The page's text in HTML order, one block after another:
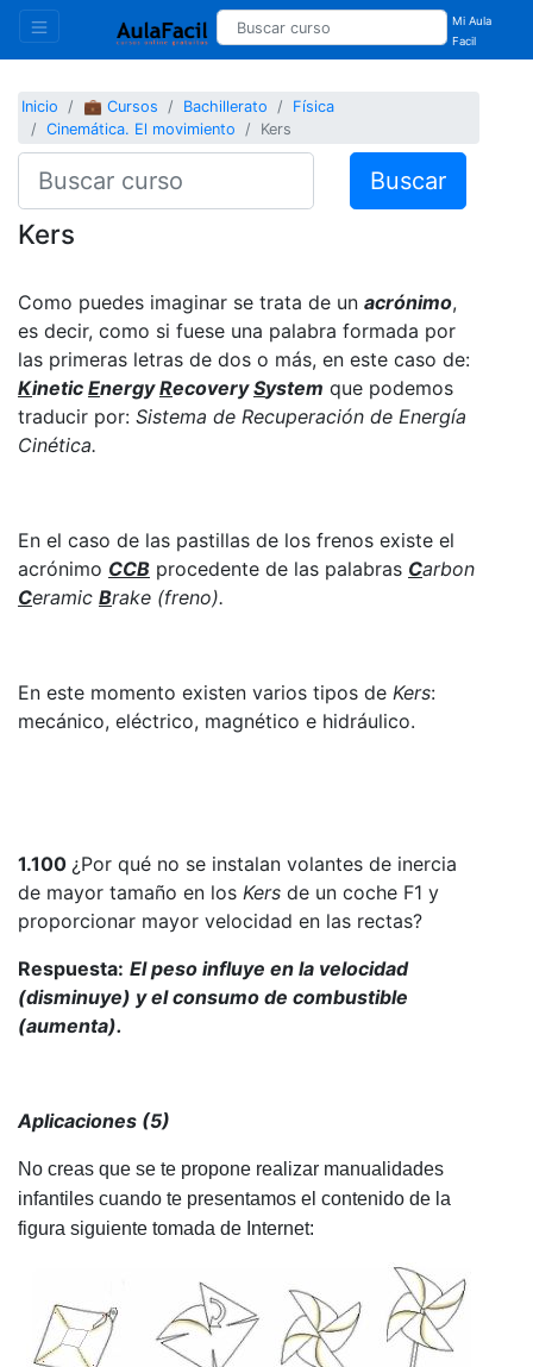
Mi Aula
Facil
Inicio 💼 Cursos Bachillerato
Física
Cinemática. El movimiento
Kers
Buscar
Kers
Como puedes imaginar se trata de un acrónimo,
es decir, como si fuese una palabra formada por
las primeras letras de dos o más, en este caso de:
Kinetic EnergyRecoverySystem que podemos
traducir por: Sistema de Recuperación de Energía
Cinética.
En el caso de las pastillas de los frenos existe el
acrónimo CCB procedente de las palabras Carbon
Ceramic Brake (freno).
En este momento existen varios tipos de Kers:
mecánico, eléctrico, magnético e hidráulico.
1.100 ¿Por qué no se instalan volantes de inercia
de mayor tamaño en los Kers de un coche F1 y
proporcionar mayor velocidad en las rectas?
Respuesta: El peso influye en la velocidad
(disminuye) y el consumo de combustible
(aumenta).
Aplicaciones (5)
No creas que se te propone realizar manualidades
infantiles cuando te presentamos el contenido de la
figura siguiente tomada de Internet: